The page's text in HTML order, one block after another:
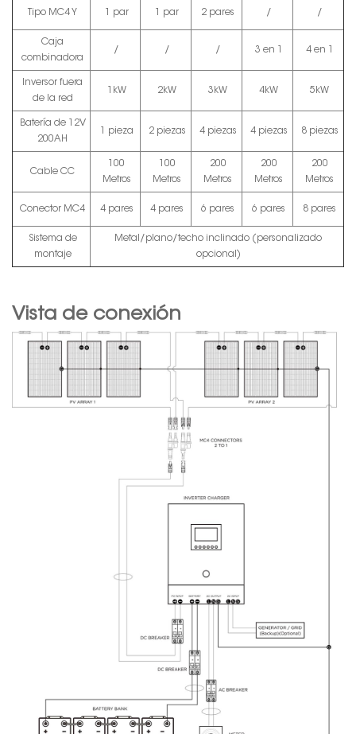
Tipo MC4 Y 1 par 1 par 2 pares / /
Caja
combinadora
/ / / 3 en 1 4 en 1
Inversor fuera
de la red
1kW 2kW 3kW 4kW 5kW
Batería de 12V
200AH
1 pieza 2 piezas 4 piezas 4 piezas 8 piezas
Cable CC
100
Metros
100
Metros
200
Metros
200
Metros
200
Metros
Conector MC4 4 pares 4 pares 6 pares 6 pares 8 pares
Sistema de
montaje
Metal/plano/techo inclinado (personalizado
opcional)
Vista de conexión